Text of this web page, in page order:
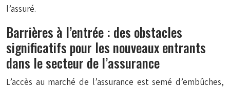
l’assuré.
Barrières à l’entrée : des obstacles
significatifs pour les nouveaux entrants
dans le secteur de l’assurance
L’accès au marché de l’assurance est semé d’embûches,